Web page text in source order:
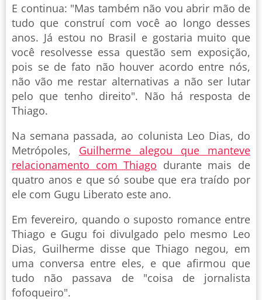
E continua: "Mas também não vou abrir mão de
tudo que construí com você ao longo desses
anos. Já estou no Brasil e gostaria muito que
você resolvesse essa questão sem exposição,
pois se de fato não houver acordo entre nós,
não vão me restar alternativas a não ser lutar
pelo que tenho direito". Não há resposta de
Thiago.
Na semana passada, ao colunista Leo Dias, do
Metrópoles, Guilherme alegou que manteve
relacionamento com Thiago durante mais de
quatro anos e que só soube que era traído por
ele com Gugu Liberato este ano.
Em fevereiro, quando o suposto romance entre
Thiago e Gugu foi divulgado pelo mesmo Leo
Dias, Guilherme disse que Thiago negou, em
uma conversa entre eles, e que afirmou que
tudo não passava de "coisa de jornalista
fofoqueiro".